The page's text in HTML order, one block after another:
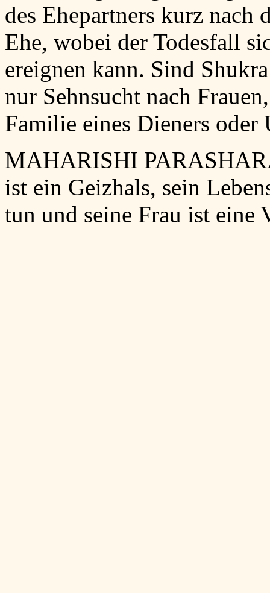
des Ehepartners kurz nach
Ehe, wobei der Todesfall
ereignen kann. Sind
nur Sehnsucht nach
Familie eines Dieners oder
MAHARISHI
ist ein Geizhals, sein
tun und seine Frau ist eine